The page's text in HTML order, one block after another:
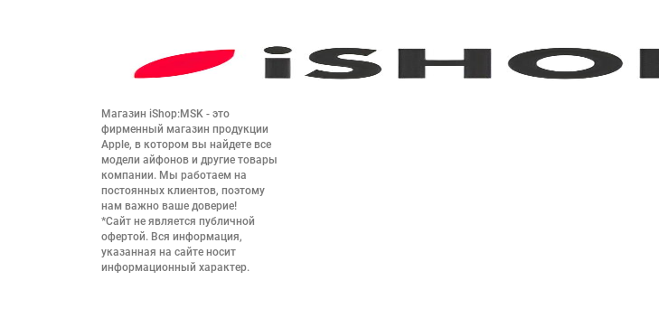
Магазин iShop:MSK - это
фирменный магазин продукции
Apple, в котором вы найдете все
модели айфонов и другие товары
компании. Мы работаем на
постоянных клиентов, поэтому
нам важно ваше доверие!
*Сайт не является публичной
офертой. Вся информация,
указанная на сайте носит
информационный характер.